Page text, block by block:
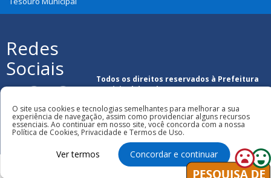
Redes
Sociais
Todos os direitos reservados à Prefeitura
Municipal de Urbano Santos
O site usa cookies e tecnologias semelhantes para melhorar a sua
experiência de navegação, assim como providenciar alguns recursos
essenciais. Ao continuar em nosso site, você concorda com a nossa
Política de Cookies, Privacidade e Termos de Uso.
Ver termos Concordar e continuar